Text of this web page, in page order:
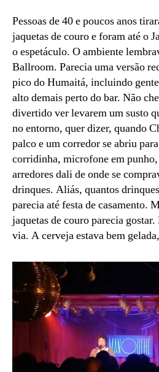
Pessoas de 40 e poucos anos
jaquetas de couro e foram até o
o espetáculo. O ambiente
Ballroom. Parecia uma versão
pico do Humaitá, incluindo
alto demais perto do bar. Não
divertido ver levarem um susto
no entorno, quer dizer, quando
palco e um corredor se abriu
corridinha, microfone em punho,
arredores dali de onde se
drinques. Aliás, quantos
parecia até festa de casamento.
jaquetas de couro parecia
via. A cerveja estava bem